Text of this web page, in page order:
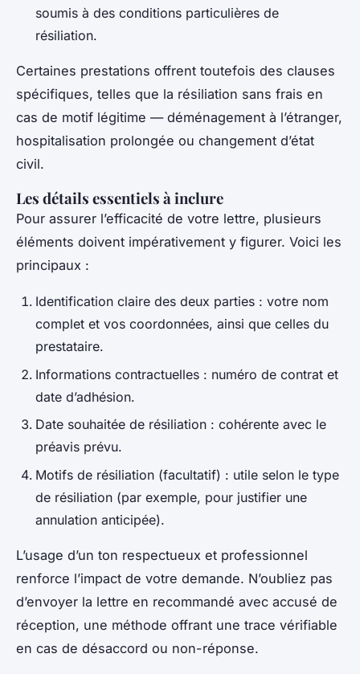
soumis à des conditions particulières de
résiliation.
Certaines prestations offrent toutefois des clauses
spécifiques, telles que la résiliation sans frais en
cas de motif légitime — déménagement à l’étranger,
hospitalisation prolongée ou changement d’état
civil.
Les détails essentiels à inclure
Pour assurer l’efficacité de votre lettre, plusieurs
éléments doivent impérativement y figurer. Voici les
principaux :
Identification claire des deux parties : votre nom
complet et vos coordonnées, ainsi que celles du
prestataire.
Informations contractuelles : numéro de contrat et
date d’adhésion.
Date souhaitée de résiliation : cohérente avec le
préavis prévu.
Motifs de résiliation (facultatif) : utile selon le type
de résiliation (par exemple, pour justifier une
annulation anticipée).
L’usage d’un ton respectueux et professionnel
renforce l’impact de votre demande. N’oubliez pas
d’envoyer la lettre en recommandé avec accusé de
réception, une méthode offrant une trace vérifiable
en cas de désaccord ou non-réponse.